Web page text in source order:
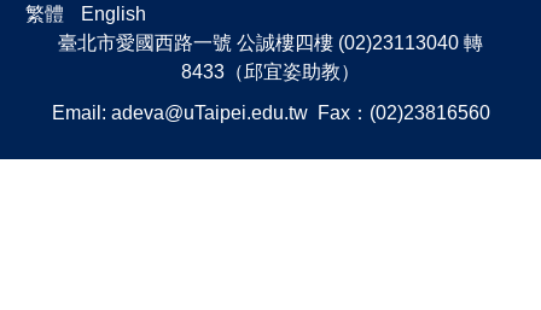
繁體
English
臺北市愛國西路一號 公誠樓四樓 (02)23113040 轉
8433（邱宜姿助教）
Email: adeva@uTaipei.edu.twFax：(02)23816560